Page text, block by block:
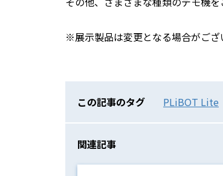
※展示製品は変更となる場合がござ
この記事のタグ PLiBOT Lite
関連記事